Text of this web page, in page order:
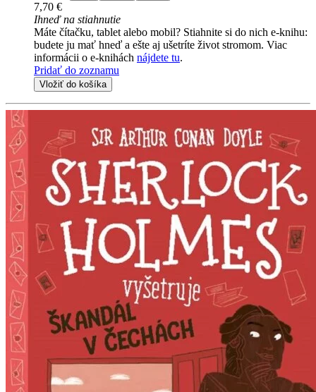
7,70 €
Ihneď na stiahnutie
Máte čítačku, tablet alebo mobil? Stiahnite si do nich e-knihu:
budete ju mať hneď a ešte aj ušetríte život stromom. Viac
informácii o e-knihách nájdete tu.
Pridať do zoznamu
Vložiť do košíka